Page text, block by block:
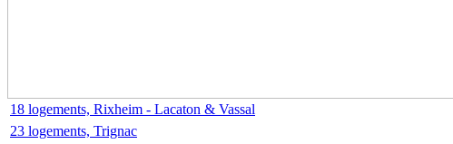
18 logements, Rixheim - Lacaton & Vassal
23 logements, Trignac